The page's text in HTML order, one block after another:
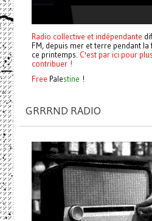
Radio collective et indépendante
FM, depuis mer et terre pendant
ce printemps. C'est par ici pour
contribuer !
Free Palestine !
GRRRND RADIO